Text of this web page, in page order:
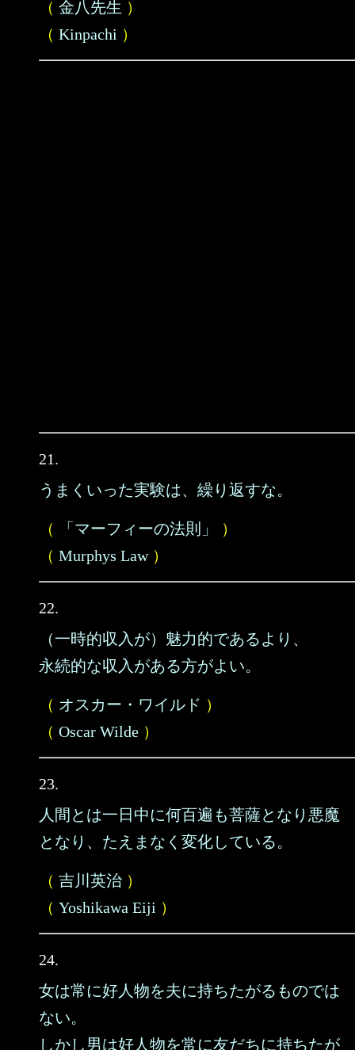
（ 金八先生 ）
（ Kinpachi ）
21.
うまくいった実験は、繰り返すな。
（ 「マーフィーの法則」
）
（ Murphys Law）
22.
（一時的収入が）魅力的であるより、
永続的な収入がある方がよい。
（ オスカー・ワイルド ）
（ Oscar Wilde ）
23.
人間とは一日中に何百遍も菩薩となり悪魔
となり、たえまなく変化している。
（ 吉川英治 ）
（ Yoshikawa Eiji ）
24.
女は常に好人物を夫に持ちたがるものでは
ない。
しかし男は好人物を常に友だちに持ちたが